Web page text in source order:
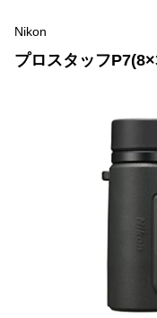
Nikon
プロスタッフ